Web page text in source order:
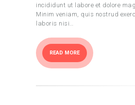
incididunt ut labore et dolore
Minim veniam, quis nostrud
laboris nisi…
READ MORE